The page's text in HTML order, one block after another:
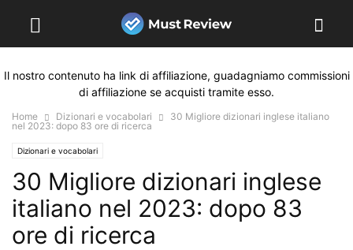
Il nostro contenuto ha link di affiliazione, guadagniamo commissioni
di affiliazione se acquisti tramite esso.
Home Dizionari e vocabolari
30 Migliore dizionari inglese italiano
nel 2023: dopo 83 ore di ricerca
Dizionari e vocabolari
30 Migliore dizionari inglese
italiano nel 2023: dopo 83
ore di ricerca